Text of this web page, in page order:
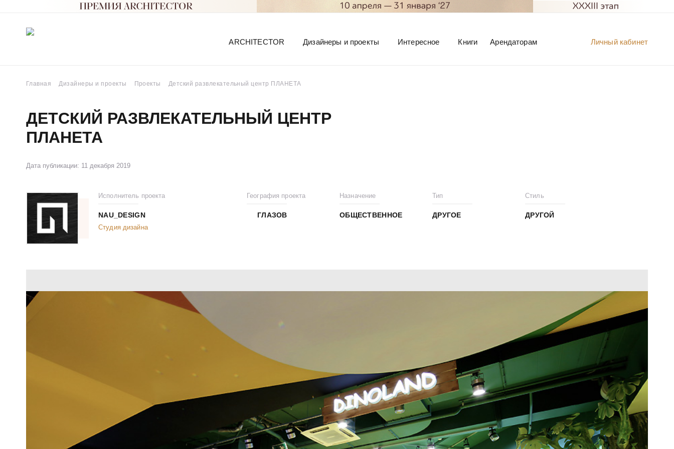
Личный кабинет
ARCHITECTOR Дизайнеры и проекты Интересное Книги Арендаторам
Главная Дизайнеры и проекты Проекты Детский развлекательный центр ПЛАНЕТА
ДЕТСКИЙ РАЗВЛЕКАТЕЛЬНЫЙ ЦЕНТР
ПЛАНЕТА
Дата публикации: 11 декабря 2019
Исполнитель проекта
NAU_DESIGN
Студия дизайна
География проекта
ГЛАЗОВ
Назначение
ОБЩЕСТВЕННОЕ
Тип
ДРУГОЕ
Стиль
ДРУГОЙ